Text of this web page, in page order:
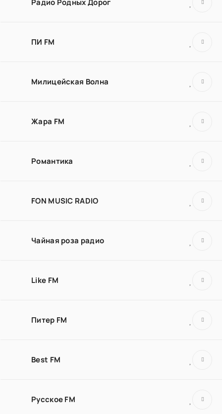
ПИ FM
Милицейская Волна
Жара FM
Романтика
FON MUSIC RADIO
Чайная роза радио
Like FM
Питер FM
Best FM
Русское FM